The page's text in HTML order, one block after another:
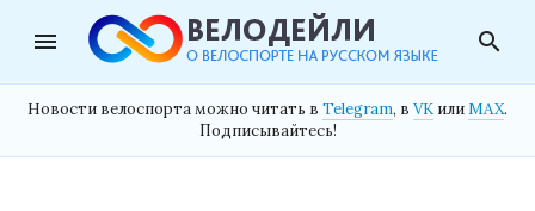
menu search
Новости велоспорта можно читать в Telegram, в VK илиMAX.
Подписывайтесь!